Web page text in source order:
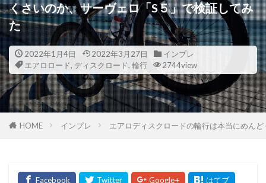
くさいのか、サーヴェロ「S５」で検証してみ
た
2022年1月4日 2022年3月27日
インプレ
エアロロード, ディスクロード, 輪行 2744view
HOME インプレ エアロディスクロードの輪行は本当にめん